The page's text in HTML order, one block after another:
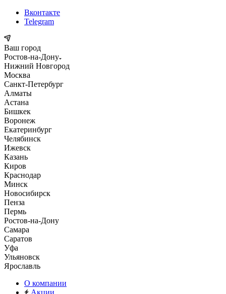
Вконтакте
Telegram
Ваш город
Ростов-на-Дону
Нижний Новгород
Москва
Санкт-Петербург
Алматы
Астана
Бишкек
Воронеж
Екатеринбург
Челябинск
Ижевск
Казань
Киров
Краснодар
Минск
Новосибирск
Пенза
Пермь
Ростов-на-Дону
Самара
Саратов
Уфа
Ульяновск
Ярославль
О компании
Акции